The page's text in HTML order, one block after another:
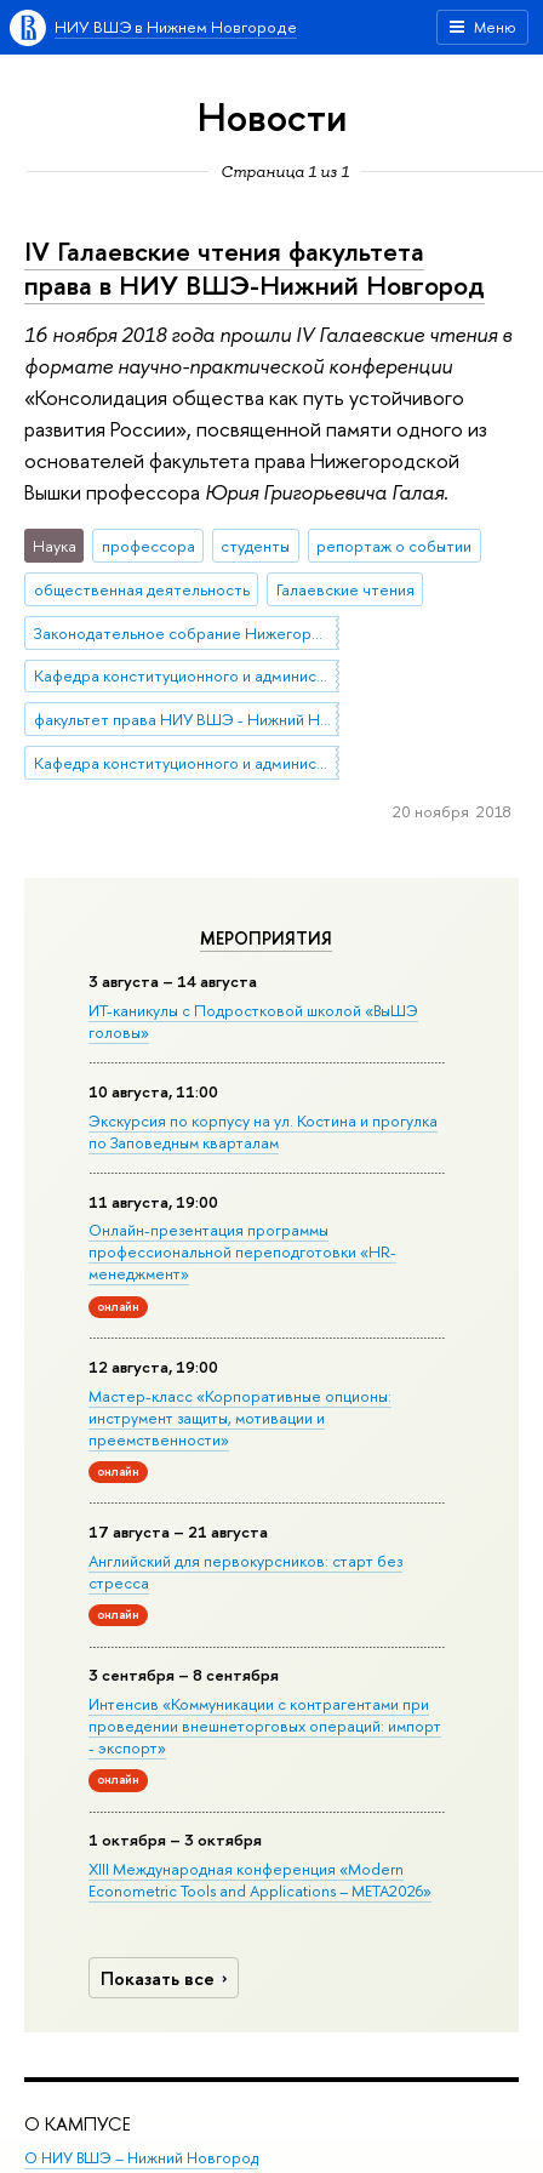
Меню
НИУ ВШЭ в Нижнем Новгороде
Новости
Страница 1 из 1
МЕРОПРИЯТИЯ
3 августа – 14 августа
ИТ-каникулы с Подростковой школой «ВыШЭ
головы»
10 августа, 11:00
Экскурсия по корпусу на ул. Костина и прогулка
по Заповедным кварталам
11 августа, 19:00
Онлайн-презентация программы
профессиональной переподготовки «HR-
менеджмент»
онлайн
12 августа, 19:00
Мастер-класс «Корпоративные опционы:
инструмент защиты, мотивации и
преемственности»
онлайн
17 августа – 21 августа
Английский для первокурсников: старт без
стресса
онлайн
3 сентября – 8 сентября
Интенсив «Коммуникации с контрагентами при
проведении внешнеторговых операций: импорт
- экспорт»
онлайн
1 октября – 3 октября
XIII Международная конференция «Modern
Econometric Tools and Applications – META2026»
Показать все
IV Галаевские чтения факультета
права в НИУ ВШЭ-Нижний Новгород
16 ноября 2018 года прошли IV Галаевские чтения в
формате научно-практической конференции
«Консолидация общества как путь устойчивого
развития России», посвященной памяти одного из
основателей факультета права Нижегородской
Вышки профессора Юрия Григорьевича Галая.
Наука профессора студенты
репортаж о событии
общественная деятельность
Галаевские чтения
Законодательное собрание Нижегородской области
Кафедра конституционного и административного права НИУ ВШЭ - Нижний новгород
факультет права НИУ ВШЭ - Нижний Новгород
Кафедра конституционного и административного права (Нижний Новгород)
20 ноября 2018
О КАМПУСЕ
О НИУ ВШЭ – Нижний Новгород